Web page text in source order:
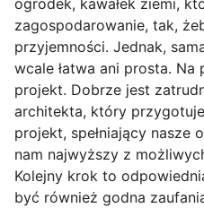
ogródek, kawałek ziemi,
zagospodarowanie, tak,
przyjemności. Jednak,
wcale łatwa ani prosta.
projekt. Dobrze jest
architekta, który
projekt, spełniający nasze
nam najwyższy z
Kolejny krok to
być również godna